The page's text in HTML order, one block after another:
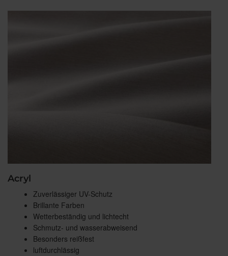
Acryl
Zuverlässiger UV-Schutz
Brillante Farben
Wetterbeständig und lichtecht
Schmutz- und wasserabweisend
Besonders reißfest
luftdurchlässig